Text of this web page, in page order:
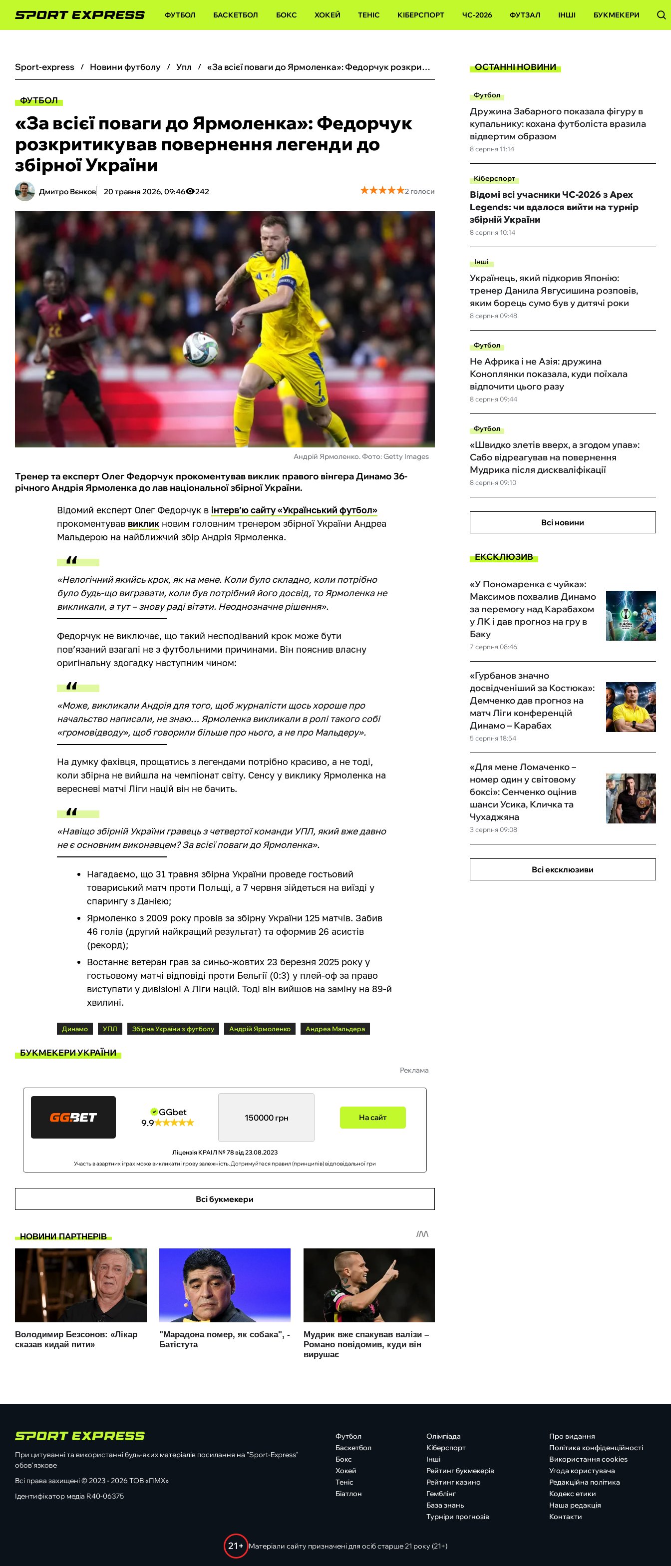
ФУТБОЛ БАСКЕТБОЛ БОКС ХОКЕЙ ТЕНІС КІБЕРСПОРТ ЧС-2026 ФУТЗАЛ ІНШІ БУКМЕКЕРИ
sport-express новини футболу упл «За всієї поваги до Ярмоленка»: Федорчук розкритикував повернення легенди до збірної України
ФУТБОЛ
«За всієї поваги до Ярмоленка»: Федорчук
розкритикував повернення легенди до
збірної України
Дмитро Вєнков 20 травня 2026, 09:46 242 ★★★★★
★★★★★2 голоси
Андрій Ярмоленко. Фото: Getty Images
Тренер та експерт Олег Федорчук прокоментував виклик правого вінгера Динамо 36-
річного Андрія Ярмоленка до лав національної збірної України.
Відомий експерт Олег Федорчук в інтерв’ю сайту «Український футбол»
прокоментував виклик новим головним тренером збірної України Андреа
Мальдерою на найближчий збір Андрія Ярмоленка.
«Нелогічний якийсь крок, як на мене. Коли було складно, коли потрібно
було будь-що вигравати, коли був потрібний його досвід, то Ярмоленка не
викликали, а тут – знову раді вітати. Неоднозначне рішення».
Федорчук не виключає, що такий несподіваний крок може бути
пов’язаний взагалі не з футбольними причинами. Він пояснив власну
оригінальну здогадку наступним чином:
«Може, викликали Андрія для того, щоб журналісти щось хороше про
начальство написали, не знаю… Ярмоленка викликали в ролі такого собі
«громовідводу», щоб говорили більше про нього, а не про Мальдеру».
На думку фахівця, прощатись з легендами потрібно красиво, а не тоді,
коли збірна не вийшла на чемпіонат світу. Сенсу у виклику Ярмоленка на
вересневі матчі Ліги націй він не бачить.
«Навіщо збірній України гравець з четвертої команди УПЛ, який вже давно
не є основним виконавцем? За всієї поваги до Ярмоленка».
Нагадаємо, що 31 травня збірна України проведе гостьовий
товариський матч проти Польщі, а 7 червня зійдеться на виїзді у
спарингу з Данією;
Ярмоленко з 2009 року провів за збірну України 125 матчів. Забив
46 голів (другий найкращий результат) та оформив 26 асистів
(рекорд);
Востаннє ветеран грав за синьо-жовтих 23 березня 2025 року у
гостьовому матчі відповіді проти Бельгії (0:3) у плей-оф за право
виступати у дивізіоні А Ліги націй. Тоді він вийшов на заміну на 89-й
хвилині.
Динамо УПЛ Збірна України з футболу Андрій Ярмоленко Андреа Мальдера
БУКМЕКЕРИ УКРАЇНИ
Реклама
GGbet
9.9
150000 грн На сайт
Ліцензія КРАІЛ № 78 від 23.08.2023
Участь в азартних іграх може викликати ігрову залежність. Дотримуйтеся правил (принципів) відповідальної гри
Всі букмекери
ОСТАННІ НОВИНИ
Футбол
8 серпня 11:14
Дружина Забарного показала фігуру в
купальнику: кохана футболіста вразила
відвертим образом
Кіберспорт
8 серпня 10:14
Відомі всі учасники ЧС-2026 з Apex
Legends: чи вдалося вийти на турнір
збірній України
Інші
8 серпня 09:48
Українець, який підкорив Японію:
тренер Данила Явгусишина розповів,
яким борець сумо був у дитячі роки
Футбол
8 серпня 09:44
Не Африка і не Азія: дружина
Коноплянки показала, куди поїхала
відпочити цього разу
Футбол
8 серпня 09:10
«Швидко злетів вверх, а згодом упав»:
Сабо відреагував на повернення
Мудрика після дискваліфікації
Всі новини
ЕКСКЛЮЗИВ
7 серпня 08:46
«У Пономаренка є чуйка»:
Максимов похвалив Динамо
за перемогу над Карабахом
у ЛК і дав прогноз на гру в
Баку
5 серпня 18:54
«Гурбанов значно
досвідченіший за Костюка»:
Демченко дав прогноз на
матч Ліги конференцій
Динамо – Карабах
3 серпня 09:08
«Для мене Ломаченко –
номер один у світовому
боксі»: Сенченко оцінив
шанси Усика, Кличка та
Чухаджяна
Всі ексклюзиви
При цитуванні та використанні будь-яких матеріалів посилання на "Sport-Express"
обов'язкове
Всі права захищені © 2023 - 2026 ТОВ «ПМХ»
Ідентифікатор медіа R40-06375
Футбол
Баскетбол
Бокс
Хокей
Теніс
Біатлон
Олімпіада
Кіберспорт
Інші
Рейтинг букмекерів
Рейтинг казино
Гемблінг
База знань
Турніри прогнозів
Про видання
Політика конфіденційності
Використання cookies
Угода користувача
Редакційна політика
Кодекс етики
Наша редакція
Контакти
21+ Матеріали сайту призначені для осіб старше 21 року (21+)